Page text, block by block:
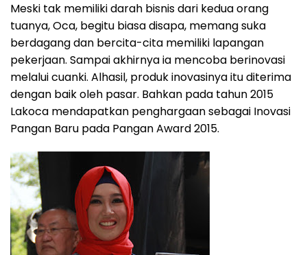
Meski tak memiliki darah bisnis dari kedua orang
tuanya, Oca, begitu biasa disapa, memang suka
berdagang dan bercita-cita memiliki lapangan
pekerjaan. Sampai akhirnya ia mencoba berinovasi
melalui cuanki. Alhasil, produk inovasinya itu diterima
dengan baik oleh pasar. Bahkan pada tahun 2015
Lakoca mendapatkan penghargaan sebagai Inovasi
Pangan Baru pada Pangan Award 2015.